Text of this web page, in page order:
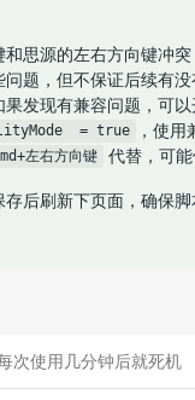
和思源的左右方向键冲
题，但不保证后续有
发现有兼容问题，可以
= true
，使
左右方向键
代替，可能
后刷新下页面，确保脚
次使用几分钟后就死机